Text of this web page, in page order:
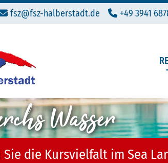
fsz@fsz-halberstadt.de +49 3941
Wasser
Sie die Kursvielfalt im Sea